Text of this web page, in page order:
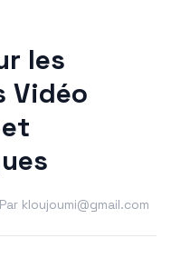
les
Vidéo
Par kloujoumi@gmail.com